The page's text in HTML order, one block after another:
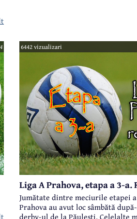
cadrul lotului naţional al
Olimpic al Tineretului European.
6442 vizualizari
Liga A Prahova, etapa a 3-a.
Jumătate dintre meciurile etapei
Prahova au avut loc sâmbătă